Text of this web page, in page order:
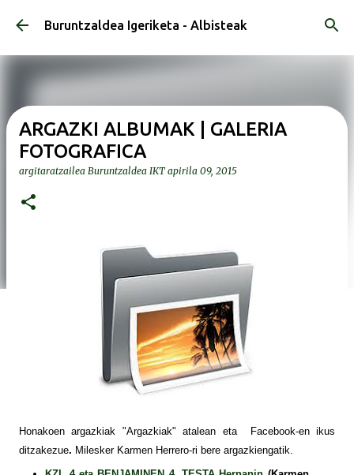
Saltatu eta joan eduki nagusira
Buruntzaldea Igeriketa - Albisteak
ARGAZKI ALBUMAK | GALERIA
FOTOGRAFICA
argitaratzailea Buruntzaldea IKT apirila 09, 2015
Honakoen argazkiak "Argazkiak" atalean eta Facebook-en ikus
ditzakezue. Milesker Karmen Herrero-ri bere argazkiengatik.